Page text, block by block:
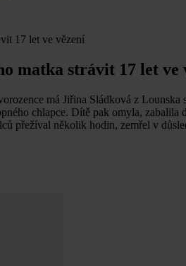
17 let ve vězení
matka strávit 17 let ve
má Jiřina Sládková z
chlapce. Dítě pak omyla,
přežíval několik hodin, zemřel v